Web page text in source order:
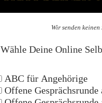
Wir senden
Wähle Deine Online
ABC für Angehörige
Offene